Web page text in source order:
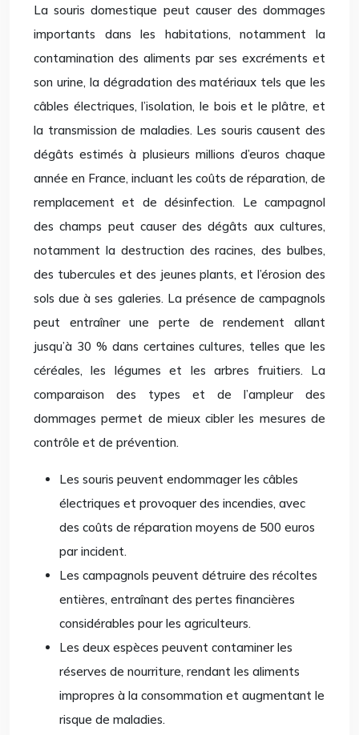
La souris domestique peut causer des dommages
importants dans les habitations, notamment la
contamination des aliments par ses excréments et
son urine, la dégradation des matériaux tels que les
câbles électriques, l’isolation, le bois et le plâtre, et
la transmission de maladies. Les souris causent des
dégâts estimés à plusieurs millions d’euros chaque
année en France, incluant les coûts de réparation, de
remplacement et de désinfection. Le campagnol
des champs peut causer des dégâts aux cultures,
notamment la destruction des racines, des bulbes,
des tubercules et des jeunes plants, et l’érosion des
sols due à ses galeries. La présence de campagnols
peut entraîner une perte de rendement allant
jusqu’à 30 % dans certaines cultures, telles que les
céréales, les légumes et les arbres fruitiers. La
comparaison des types et de l’ampleur des
dommages permet de mieux cibler les mesures de
contrôle et de prévention.
Les souris peuvent endommager les câbles
électriques et provoquer des incendies, avec
des coûts de réparation moyens de 500 euros
par incident.
Les campagnols peuvent détruire des récoltes
entières, entraînant des pertes financières
considérables pour les agriculteurs.
Les deux espèces peuvent contaminer les
réserves de nourriture, rendant les aliments
impropres à la consommation et augmentant le
risque de maladies.